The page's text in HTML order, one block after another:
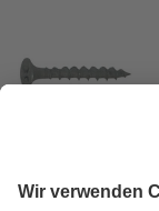
Merken